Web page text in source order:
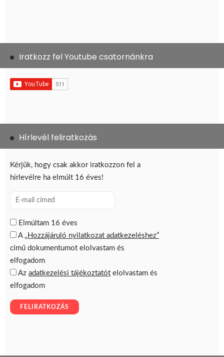
Iratkozz fel Youtube csatornánkra
Hírlevél feliratkozás